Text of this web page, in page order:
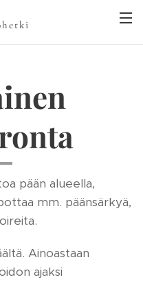
pään alueella,
mm. päänsärkyä,
Ainoastaan
ajaksi